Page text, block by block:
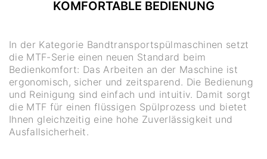
KOMFORTABLE BEDIENUNG
In der Kategorie Bandtransportspülmaschinen setzt
die MTF-Serie einen neuen Standard beim
Bedienkomfort: Das Arbeiten an der Maschine ist
ergonomisch, sicher und zeitsparend. Die Bedienung
und Reinigung sind einfach und intuitiv. Damit sorgt
die MTF für einen flüssigen Spülprozess und bietet
Ihnen gleichzeitig eine hohe Zuverlässigkeit und
Ausfallsicherheit.